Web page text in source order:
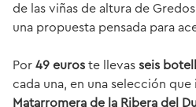
de las viñas de altura de
una propuesta pensada para
Por 49 euros te llevas seis
cada una, en una selección
Matarromera de la Ribera del